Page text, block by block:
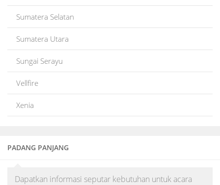
PADANG PANJANG
Dapatkan informasi seputar kebutuhan untuk acara
Sumatera Selatan
Sumatera Utara
Sungai Serayu
Vellfire
Xenia